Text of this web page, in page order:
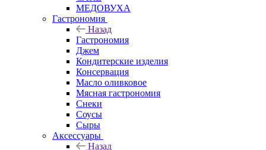
МЕДОВУХА
Гастрономия
Назад
Гастрономия
Джем
Кондитерские изделия
Консервация
Масло оливковое
Мясная гастрономия
Снеки
Соусы
Сыры
Аксессуары
Назад